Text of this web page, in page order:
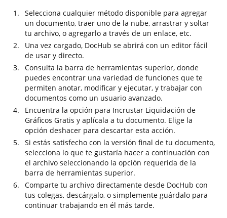
Selecciona cualquier método disponible para agregar
un documento, traer uno de la nube, arrastrar y soltar
tu archivo, o agregarlo a través de un enlace, etc.
Una vez cargado, DocHub se abrirá con un editor fácil
de usar y directo.
Consulta la barra de herramientas superior, donde
puedes encontrar una variedad de funciones que te
permiten anotar, modificar y ejecutar, y trabajar con
documentos como un usuario avanzado.
Encuentra la opción para Incrustar Liquidación de
Gráficos Gratis y aplícala a tu documento. Elige la
opción deshacer para descartar esta acción.
Si estás satisfecho con la versión final de tu documento,
selecciona lo que te gustaría hacer a continuación con
el archivo seleccionando la opción requerida de la
barra de herramientas superior.
Comparte tu archivo directamente desde DocHub con
tus colegas, descárgalo, o simplemente guárdalo para
continuar trabajando en él más tarde.